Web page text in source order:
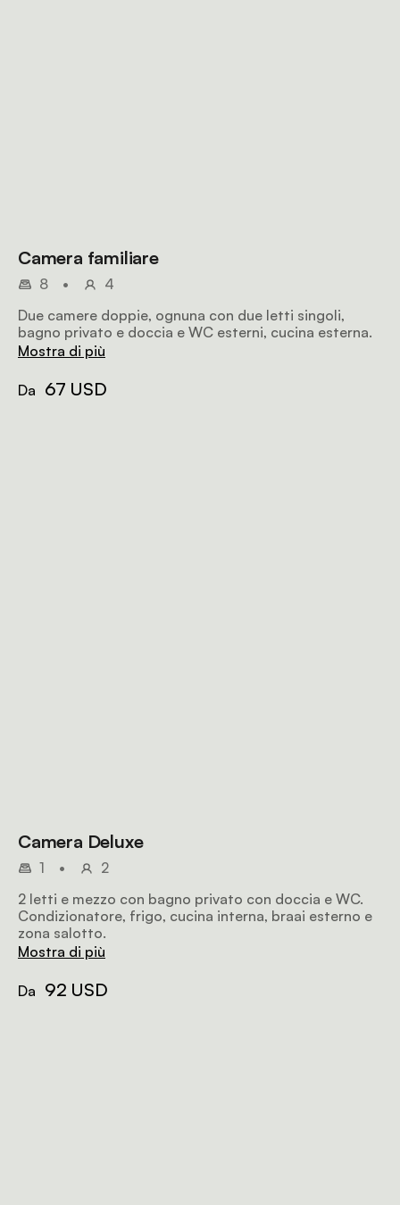
Camera familiare
8 •
4
Due camere doppie, ognuna con due letti singoli,
bagno privato e doccia e WC esterni, cucina esterna.
Mostra di più
Da 67 USD
Camera Deluxe
1 •
2
2 letti e mezzo con bagno privato con doccia e WC.
Condizionatore, frigo, cucina interna, braai esterno e
zona salotto.
Mostra di più
Da 92 USD